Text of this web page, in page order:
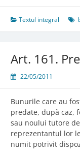
Textul integral
Art. 161.
22/05/2011
Bunurile care au
predate, după caz,
sau noului tutore
reprezentantul lor
numit potrivit